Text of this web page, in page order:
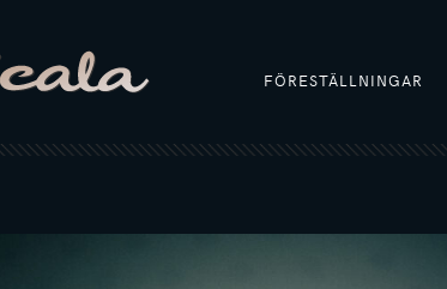
FÖRESTÄLLNINGAR